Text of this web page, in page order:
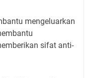
mengeluarkan
sifat anti-